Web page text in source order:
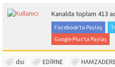
Kanalda toplam 413
Facebook'ta Paylaş
Google Plus'ta Paylaş
dsi EDİRNE